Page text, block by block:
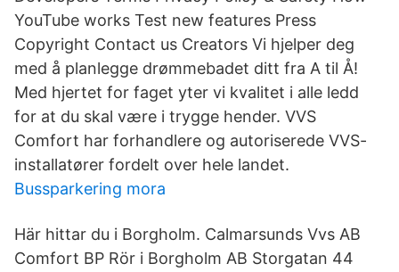
YouTube works Test new features Press
Copyright Contact us Creators Vi hjelper deg
med å planlegge drømmebadet ditt fra A til Å!
Med hjertet for faget yter vi kvalitet i alle ledd
for at du skal være i trygge hender. VVS
Comfort har forhandlere og autoriserede VVS-
installatører fordelt over hele landet.
Bussparkering mora
Här hittar du i Borgholm. Calmarsunds Vvs AB
Comfort BP Rör i Borgholm AB Storgatan 44